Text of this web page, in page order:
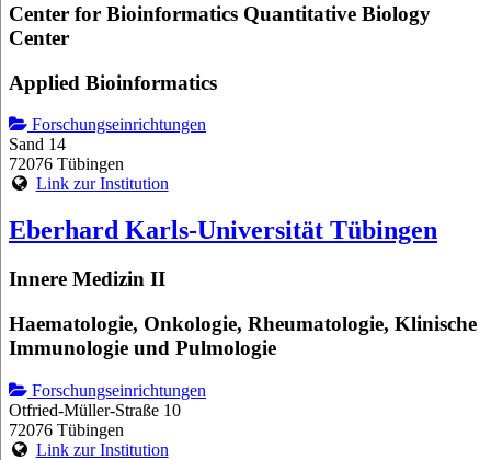
Center for Bioinformatics Quantitative Biology
Center
Applied Bioinformatics
Forschungseinrichtungen
Sand 14
72076 Tübingen
Link zur Institution
Eberhard Karls-Universität Tübingen
Innere Medizin II
Haematologie, Onkologie, Rheumatologie, Klinische
Immunologie und Pulmologie
Forschungseinrichtungen
Otfried-Müller-Straße 10
72076 Tübingen
Link zur Institution